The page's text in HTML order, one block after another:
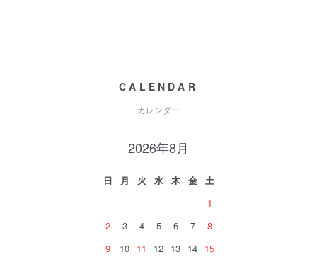
CALENDAR
カレンダー
2026年8月
日 月 火 水 木 金
土
1
2
3 4 5 6 7
8
9
10 11 12 13 14 15